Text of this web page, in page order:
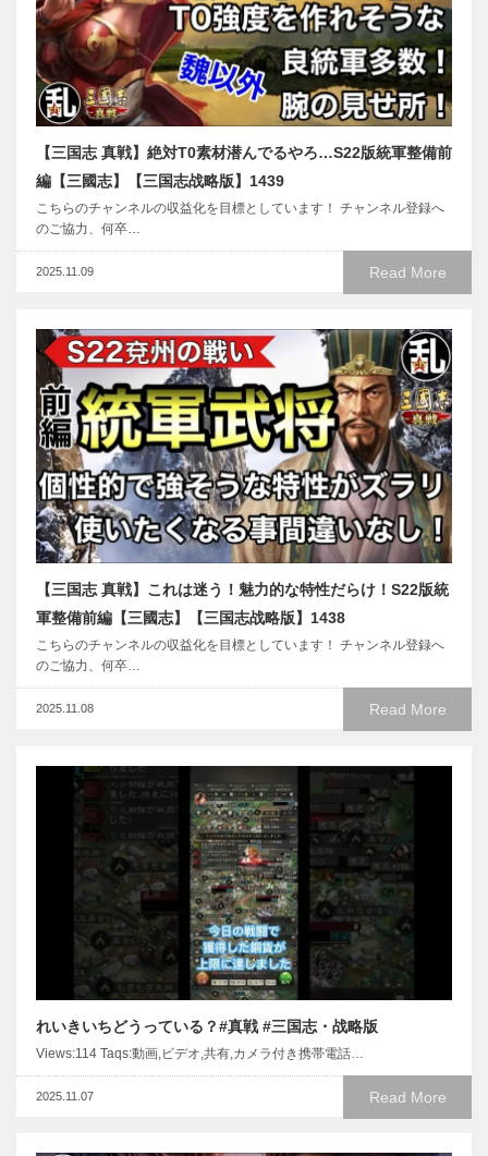
【三国志 真戦】絶対T0素材潜んでるやろ…S22版統軍整備前
編【三國志】【三国志战略版】1439
こちらのチャンネルの収益化を目標としています！ チャンネル登録へ
のご協力、何卒…
Read More
2025.11.09
【三国志 真戦】これは迷う！魅力的な特性だらけ！S22版統
軍整備前編【三國志】【三国志战略版】1438
こちらのチャンネルの収益化を目標としています！ チャンネル登録へ
のご協力、何卒…
Read More
2025.11.08
れいきいちどうっている？#真戦 #三国志・战略版
Views:114 Taqs:動画,ビデオ,共有,カメラ付き携帯電話…
Read More
2025.11.07